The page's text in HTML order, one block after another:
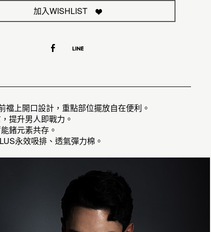
加入WISHLIST
上開口設計，重點部位擺放自在便利。
提升男人即戰力。
鍺元素共存。
永效吸排、透氣彈力棉。